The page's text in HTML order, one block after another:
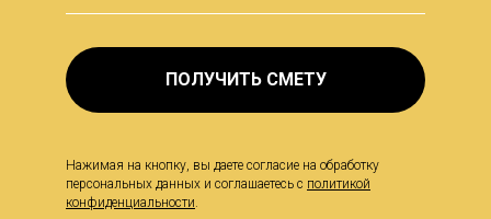
ПОЛУЧИТЬ СМЕТУ
Нажимая на кнопку, вы даете согласие на обработку
персональных данных и соглашаетесь c политикой
конфиденциальности